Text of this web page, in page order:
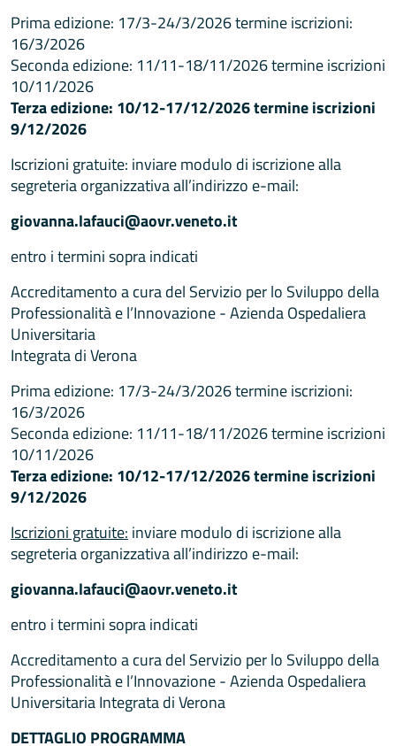
Prima edizione: 17/3-24/3/2026 termine iscrizioni:
16/3/2026
Seconda edizione: 11/11-18/11/2026 termine iscrizioni
10/11/2026
Terza edizione: 10/12-17/12/2026 termine iscrizioni
9/12/2026
Iscrizioni gratuite: inviare modulo di iscrizione alla
segreteria organizzativa all’indirizzo e-mail:
giovanna.lafauci@aovr.veneto.it
entro i termini sopra indicati
Accreditamento a cura del Servizio per lo Sviluppo della
Professionalità e l’Innovazione - Azienda Ospedaliera
Universitaria
Integrata di Verona
Prima edizione: 17/3-24/3/2026 termine iscrizioni:
16/3/2026
Seconda edizione: 11/11-18/11/2026 termine iscrizioni
10/11/2026
Terza edizione: 10/12-17/12/2026 termine iscrizioni
9/12/2026
Iscrizioni gratuite: inviare modulo di iscrizione alla
segreteria organizzativa all’indirizzo e-mail:
giovanna.lafauci@aovr.veneto.it
entro i termini sopra indicati
Accreditamento a cura del Servizio per lo Sviluppo della
Professionalità e l’Innovazione - Azienda Ospedaliera
Universitaria Integrata di Verona
DETTAGLIO PROGRAMMA